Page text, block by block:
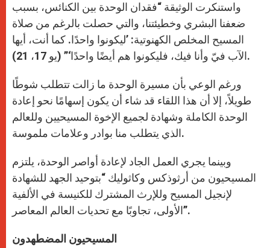
واستنكرت الوثيقة “فقدان الوحدة بين الكنائس، بسبب
ضعفنا البشري وخطيئتنا، والتي حصلت بالرغم من صلاة
المسيح المخلص الكهنوتية: ’ليكونوا واحدًا. كما أنت، أيها
الآب فيّ وأنا فيك، فليكونوا هم أيضًا واحدًا‘” (يو 17، 21).
ورغم الوعي بأن مسيرة الوحدة ما زالت تتطلب شوطًا
طويلاً، إلا أن هذا اللقاء قد شاء أن يكون إسهامًا نحو إعادة
الوحدة الكاملة وشهادة لجميع الإخوة المسيحيين وللعالم
الذي يتطلب منا بوادر وعلامات ملموسة.
وبينما يجري العمل الجاد لإعادة أواصر الوحدة، يلتزم
المسيحيون من أرثوذكس وكاثوليك “بتوحيد الجهد للشهادة
لإنجيل المسيح وللإرث المشترك للكنيسة في الألفية
الأولى، تجاوبًا مع تحديات العالم المعاصر”.
المسيحيون المضطهدون